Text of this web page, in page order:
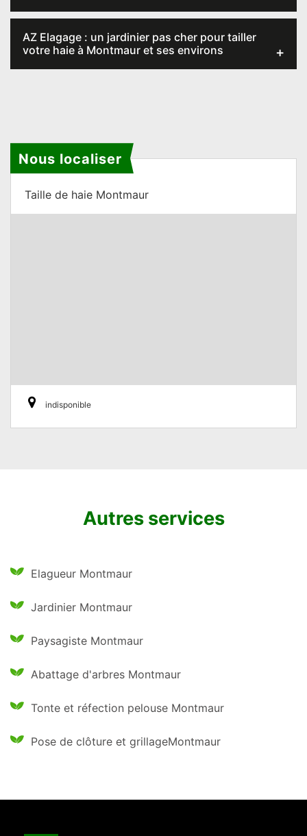
AZ Elagage : un jardinier pas cher pour tailler
votre haie à Montmaur et ses environs
Nous localiser
Taille de haie Montmaur
indisponible
Autres services
Elagueur Montmaur
Jardinier Montmaur
Paysagiste Montmaur
Abattage d'arbres Montmaur
Tonte et réfection pelouse Montmaur
Pose de clôture et grillageMontmaur